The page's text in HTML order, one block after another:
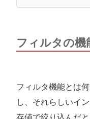
フィルタの機
フィルタ機能とは
し、それらしいイ
存値で絞り込んだ